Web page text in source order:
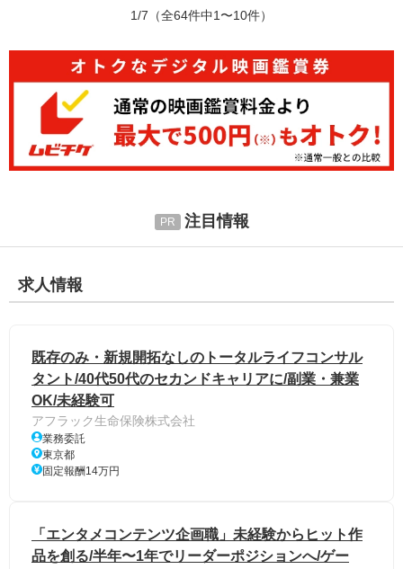
1/7 （全64件中1〜10件）
注目情報
求人情報
既存のみ・新規開拓なしのトータルライフコンサル
タント/40代50代のセカンドキャリアに/副業・兼業
OK/未経験可
アフラック生命保険株式会社
業務委託
東京都
固定報酬14万円
「エンタメコンテンツ企画職」未経験からヒット作
品を創る/半年〜1年でリーダーポジションへ/ゲー